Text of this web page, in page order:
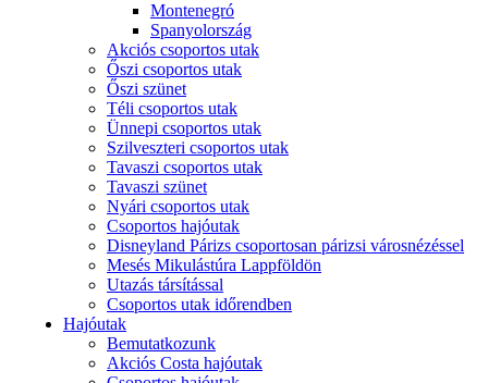
Montenegró
Spanyolország
Akciós csoportos utak
Őszi csoportos utak
Őszi szünet
Téli csoportos utak
Ünnepi csoportos utak
Szilveszteri csoportos utak
Tavaszi csoportos utak
Tavaszi szünet
Nyári csoportos utak
Csoportos hajóutak
Disneyland Párizs csoportosan párizsi városnézéssel
Mesés Mikulástúra Lappföldön
Utazás társítással
Csoportos utak időrendben
Hajóutak
Bemutatkozunk
Akciós Costa hajóutak